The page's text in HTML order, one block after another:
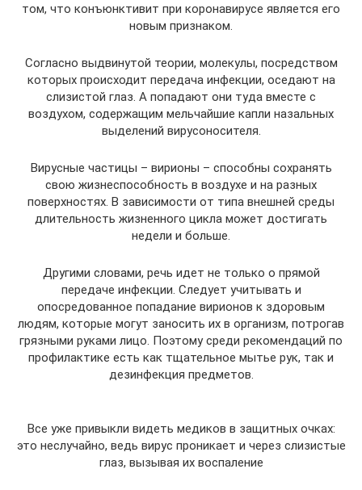
том, что конъюнктивит при коронавирусе является его
новым признаком.
Согласно выдвинутой теории, молекулы, посредством
которых происходит передача инфекции, оседают на
слизистой глаз. А попадают они туда вместе с
воздухом, содержащим мельчайшие капли назальных
выделений вирусоносителя.
Вирусные частицы – вирионы – способны сохранять
свою жизнеспособность в воздухе и на разных
поверхностях. В зависимости от типа внешней среды
длительность жизненного цикла может достигать
недели и больше.
Другими словами, речь идет не только о прямой
передаче инфекции. Следует учитывать и
опосредованное попадание вирионов к здоровым
людям, которые могут заносить их в организм, потрогав
грязными руками лицо. Поэтому среди рекомендаций по
профилактике есть как тщательное мытье рук, так и
дезинфекция предметов.
Все уже привыкли видеть медиков в защитных очках:
это неслучайно, ведь вирус проникает и через слизистые
глаз, вызывая их воспаление